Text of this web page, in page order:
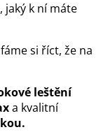
jaký k ní máte
si říct, že na
leštění
a kvalitní